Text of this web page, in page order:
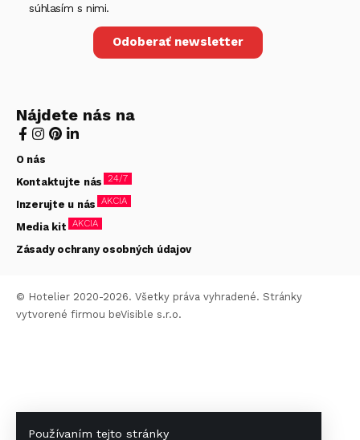
Používaním tejto stránky
súhlasím s nimi.
Odoberať newsletter
Nájdete nás na
O nás
Kontaktujte nás 24/7
Inzerujte u nás AKCIA
Media kit AKCIA
Zásady ochrany osobných údajov
© Hotelier 2020-2026. Všetky práva vyhradené. Stránky
vytvorené firmou beVisible s.r.o.